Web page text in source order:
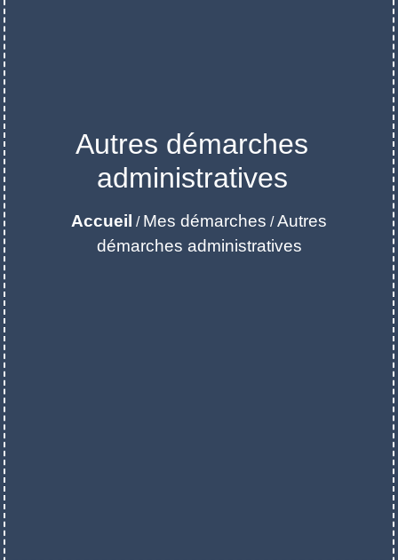
Autres démarches
administratives
Accueil / Mes démarches /Autres
démarches administratives